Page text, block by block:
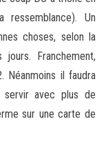
Un
choses, selon la
Franchement,
Néanmoins il faudra
avec plus de
sur une carte de